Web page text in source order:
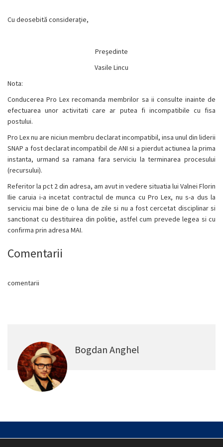
Cu deosebită consideraţie,
Preşedinte
Vasile Lincu
Nota:
Conducerea Pro Lex recomanda membrilor sa ii consulte inainte de
efectuarea unor activitati care ar putea fi incompatibile cu fisa
postului.
Pro Lex nu are niciun membru declarat incompatibil, insa unul din liderii
SNAP a fost declarat incompatibil de ANI si a pierdut actiunea la prima
instanta, urmand sa ramana fara serviciu la terminarea procesului
(recursului).
Referitor la pct 2 din adresa, am avut in vedere situatia lui Valnei Florin
Ilie caruia i-a incetat contractul de munca cu Pro Lex, nu s-a dus la
serviciu mai bine de o luna de zile si nu a fost cercetat disciplinar si
sanctionat cu destituirea din politie, astfel cum prevede legea si cu
confirma prin adresa MAI.
Comentarii
comentarii
Bogdan Anghel